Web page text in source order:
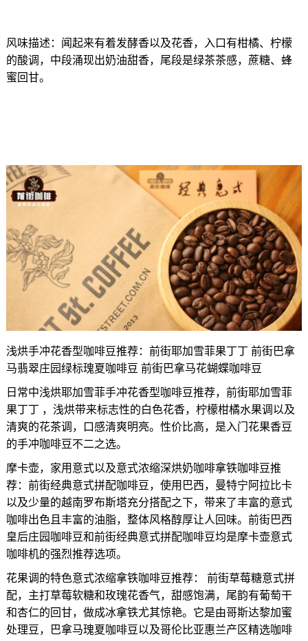
风味描述：闻起来有着发酵香以及花香，入口有柑橘、柠檬
的酸调，中段涌现出奶油甜香，尾段是绿茶茶感，蔗糖、蜂
蜜回甘。
浅烘手冲花香型咖啡豆推荐：前街耶加雪菲果丁丁 前街巴拿
马翡翠庄园绿标瑰夏咖啡豆 前街巴拿马花蝴蝶咖啡豆
日常中浅烘耶加雪菲手冲花香型咖啡豆推荐，前街耶加雪菲
果丁丁 ，浅烘带来标志性的白色花香，柠檬柑橘水果调以及
清爽的花茶调，口感清爽明亮。性价比高，是入门花果香豆
的手冲咖啡豆不二之选。
摩卡壶，家用意式以及意式浓缩深烘奶咖啡拿铁咖啡豆推
荐：前街经典意式拼配咖啡豆，使用巴西，曼特宁阿拉比卡
以及少量的越南罗布斯塔充分搭配之下，带来了丰富的意式
咖啡出色且丰富的油脂，整体风格醇厚让人回味。前街巴西
皇后庄园咖啡豆和前街经典意式拼配咖啡豆均是摩卡壶意式
咖啡机的强烈推荐选项。
花果调的特色意式浓缩拿铁咖啡豆推荐： 前街草莓糖意式拼
配，主打草莓软糖和玫瑰花香气，甜感饱满，尾韵有葡萄干
和杏仁的回甘，做成冰拿铁尤其惊艳。它是由哥斯达黎加蜜
处理豆，巴拿马瑰夏咖啡豆以及哥伦比亚惠兰产区精选咖啡